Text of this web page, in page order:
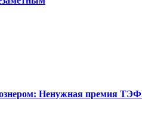
Ненужная премия